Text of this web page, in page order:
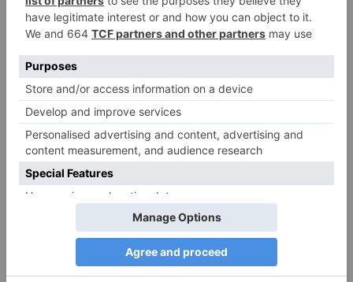
befolgen Passworterneuerung . Zögern
Sie nicht zu Kontaktiere uns Wenn Sie
benötigen, um eine Verbindung
Warum diese Änderung ?
Seit dem 1. Februar 2023,
erweiterten Zugriff auf die
Entwicklerplattform ist jetzt eine
Unternehmensverifizierung erforderlich
(facebook.com), Dies ist für die Facebook-
Anmeldefunktion erforderlich. Dies
bedeutet, dass Einzelpersonen die
Facebook-Anmeldung auf ihren Websites
nicht mehr nutzen können, um ihren
Besuchern soziale Anmeldungen zu
ermöglichen, Nur verifizierte
Unternehmen können diesen Anbieter
nutzen. Kein Geschäft sein, Wir sind